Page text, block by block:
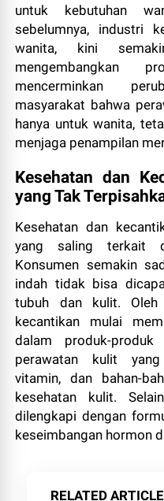
untuk kebutuhan
sebelumnya, industri
wanita, kini
mencerminkan
masyarakat bahwa
hanya untuk wanita,
menjaga penampilan
Kesehatan dan
yang Tak
Kesehatan dan
yang saling terkait
Konsumen semakin
indah tidak bisa
tubuh dan kulit.
kecantikan mulai
dalam produk-
perawatan kulit yang
vitamin, dan bahan-
kesehatan kulit.
dilengkapi dengan
keseimbangan hormon
RELATED ARTICLE